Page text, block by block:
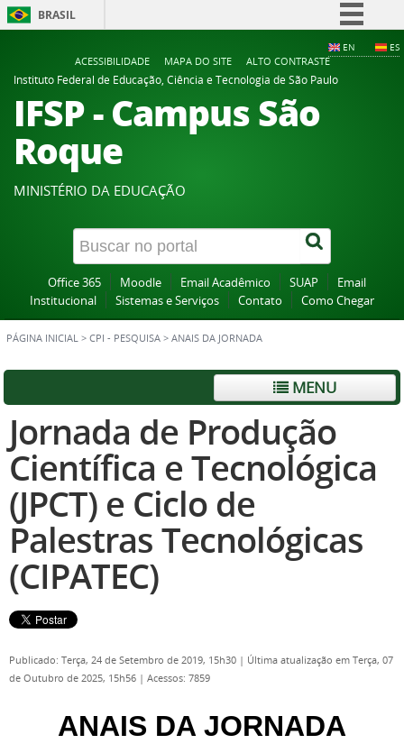
BRASIL
Comunica BR
Participe
Acesso à informação
EN ES
ACESSIBILIDADE MAPA DO SITE
ALTO CONTRASTE
Instituto Federal de Educação, Ciência e Tecnologia de São Paulo
IFSP - Campus São
Roque
MINISTÉRIO DA EDUCAÇÃO
Office 365 Moodle Email Acadêmico SUAP
Email
Institucional
Sistemas e Serviços Contato Como Chegar
PÁGINA INICIAL > CPI - PESQUISA > ANAIS DA JORNADA
MENU
Jornada de Produção
Científica e Tecnológica
(JPCT) e Ciclo de
Palestras Tecnológicas
(CIPATEC)
Publicado: Terça, 24 de Setembro de 2019, 15h30 | Última atualização em Terça, 07
de Outubro de 2025, 15h56 | Acessos: 7859
ANAIS DA JORNADA